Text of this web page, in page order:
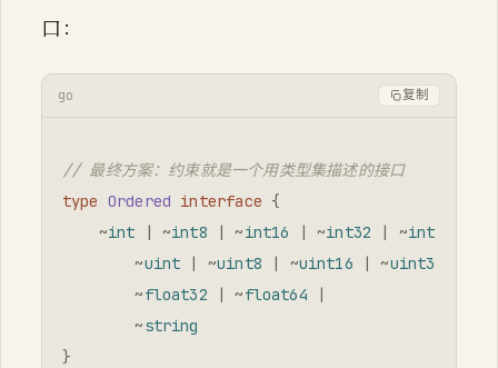
口：
go 复制
// 最终方案：约束就是一个用类型集描述的接口
type Ordered interface {
~int | ~int8 | ~int16 | ~int32 | ~int64
~uint | ~uint8 | ~uint16 | ~uint32
~float32 | ~float64
|
~string
}